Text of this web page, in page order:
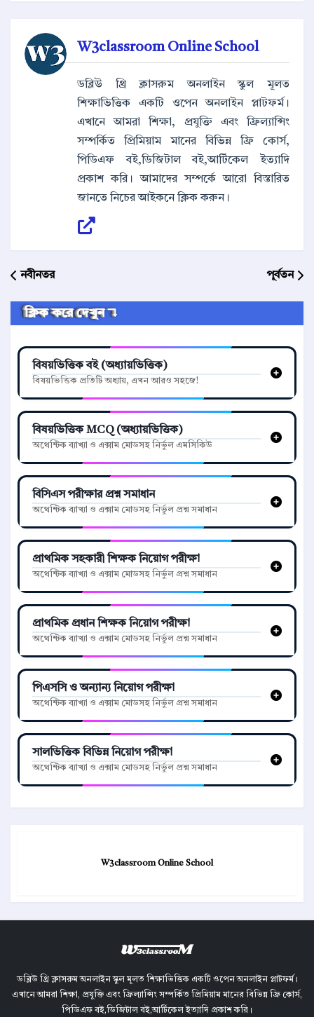
W3classroom Online School
ডব্লিউ থ্রি ক্লাসরুম অনলাইন স্কুল মূলত
শিক্ষাভিত্তিক একটি ওপেন অনলাইন প্লাটফর্ম।
এখানে আমরা শিক্ষা, প্রযুক্তি এবং ফ্রিল্যান্সিং
সম্পর্কিত প্রিমিয়াম মানের বিভিন্ন ফ্রি কোর্স,
পিডিএফ বই,ডিজিটাল বই,আর্টিকেল ইত্যাদি
প্রকাশ করি। আমাদের সম্পর্কে আরো বিস্তারিত
জানতে নিচের আইকনে ক্লিক করুন।
নবীনতর পূর্বতন
ক্লিক করে দেখুন ↴
বিষয়ভিত্তিক বই (অধ্যায়ভিত্তিক)
বিষয়ভিত্তিক প্রতিটি অধ্যায়, এখন আরও সহজে!
বিষয়ভিত্তিক MCQ (অধ্যায়ভিত্তিক)
অথেন্টিক ব্যাখ্যা ও এক্সাম মোডসহ নির্ভুল এমসিকিউ
বিসিএস পরীক্ষার প্রশ্ন সমাধান
অথেন্টিক ব্যাখ্যা ও এক্সাম মোডসহ নির্ভুল প্রশ্ন সমাধান
প্রাথমিক সহকারী শিক্ষক নিয়োগ পরীক্ষা
অথেন্টিক ব্যাখ্যা ও এক্সাম মোডসহ নির্ভুল প্রশ্ন সমাধান
প্রাথমিক প্রধান শিক্ষক নিয়োগ পরীক্ষা
অথেন্টিক ব্যাখ্যা ও এক্সাম মোডসহ নির্ভুল প্রশ্ন সমাধান
পিএসসি ও অন্যান্য নিয়োগ পরীক্ষা
অথেন্টিক ব্যাখ্যা ও এক্সাম মোডসহ নির্ভুল প্রশ্ন সমাধান
সালভিত্তিক বিভিন্ন নিয়োগ পরীক্ষা
অথেন্টিক ব্যাখ্যা ও এক্সাম মোডসহ নির্ভুল প্রশ্ন সমাধান
W3classroom Online School
ডব্লিউ থ্রি ক্লাসরুম অনলাইন স্কুল মূলত শিক্ষাভিত্তিক একটি ওপেন অনলাইন প্লাটফর্ম।
এখানে আমরা শিক্ষা, প্রযুক্তি এবং ফ্রিল্যান্সিং সম্পর্কিত প্রিমিয়াম মানের বিভিন্ন ফ্রি কোর্স,
পিডিএফ বই,ডিজিটাল বই,আর্টিকেল ইত্যাদি প্রকাশ করি।